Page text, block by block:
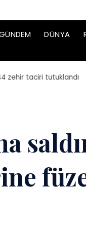
DÜNYA
taciri tutuklandı |